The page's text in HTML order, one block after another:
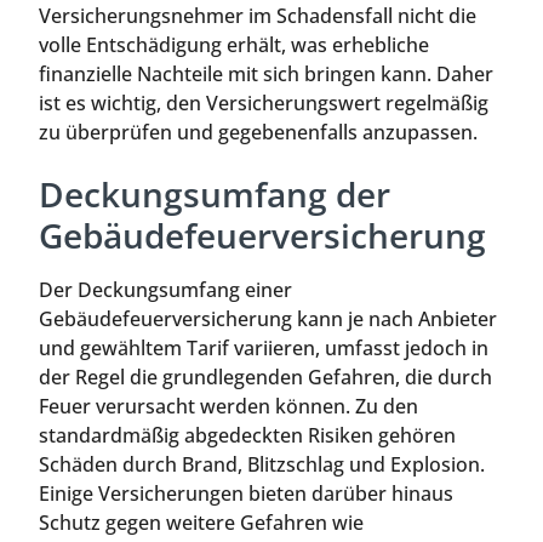
Versicherungsnehmer im Schadensfall nicht die
volle Entschädigung erhält, was erhebliche
finanzielle Nachteile mit sich bringen kann. Daher
ist es wichtig, den Versicherungswert regelmäßig
zu überprüfen und gegebenenfalls anzupassen.
Deckungsumfang der
Gebäudefeuerversicherung
Der Deckungsumfang einer
Gebäudefeuerversicherung kann je nach Anbieter
und gewähltem Tarif variieren, umfasst jedoch in
der Regel die grundlegenden Gefahren, die durch
Feuer verursacht werden können. Zu den
standardmäßig abgedeckten Risiken gehören
Schäden durch Brand, Blitzschlag und Explosion.
Einige Versicherungen bieten darüber hinaus
Schutz gegen weitere Gefahren wie